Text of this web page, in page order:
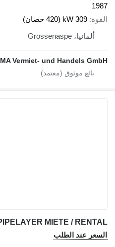
1987
القوة 309 kW (420 حصان)
ألمانيا، Grossenaspe
Vermiet- und Handels GmbH
السعر عند الطلب